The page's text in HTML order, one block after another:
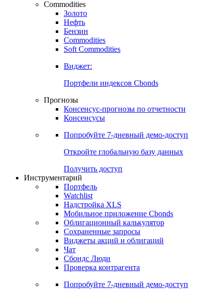
Commodities
Золото
Нефть
Бензин
Commodities
Soft Commodities
Виджет:
Портфели индексов Cbonds
Прогнозы
Консенсус-прогнозы по отчетности
Консенсусы
Попробуйте 7-дневный демо-доступ
Откройте глобальную базу данных
Получить доступ
Инструментарий
Портфель
Watchlist
Надстройка XLS
Мобильное приложение Cbonds
Облигационный калькулятор
Сохраненные запросы
Виджеты акций и облигаций
Чат
Сбондс Люди
Проверка контрагента
Попробуйте 7-дневный демо-доступ